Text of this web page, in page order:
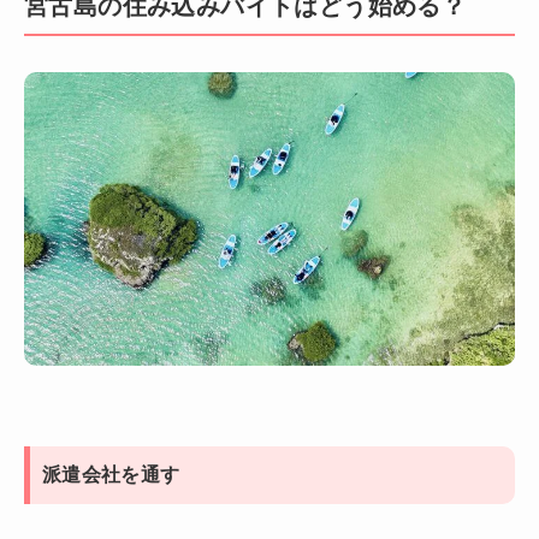
宮古島の住み込みバイトはどう始める？
派遣会社を通す